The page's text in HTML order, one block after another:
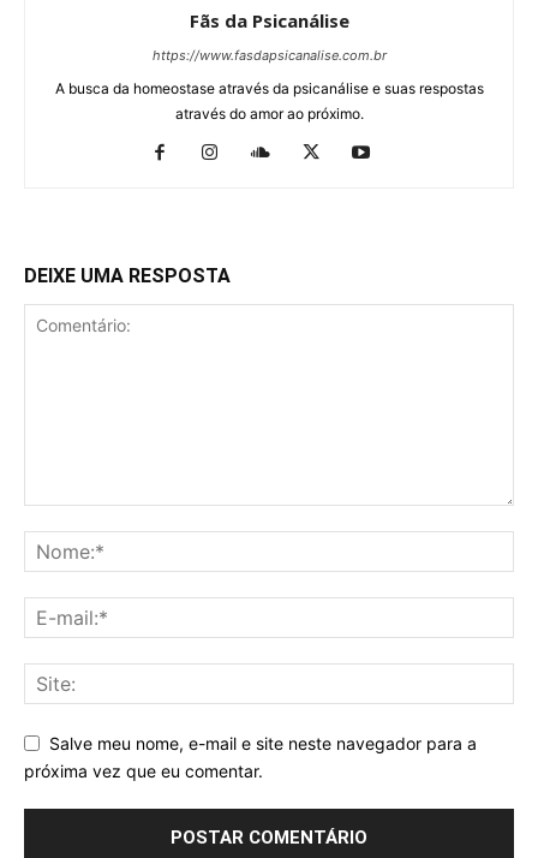
Fãs da Psicanálise
https://www.fasdapsicanalise.com.br
A busca da homeostase através da psicanálise e suas respostas
através do amor ao próximo.
DEIXE UMA RESPOSTA
Salve meu nome, e-mail e site neste navegador para a
próxima vez que eu comentar.